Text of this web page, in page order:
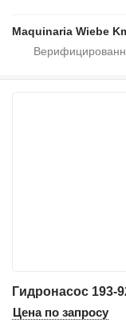
Maquinaria Wiebe
Цена по запросу